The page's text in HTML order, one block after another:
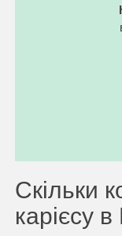
Скільки
карієсу